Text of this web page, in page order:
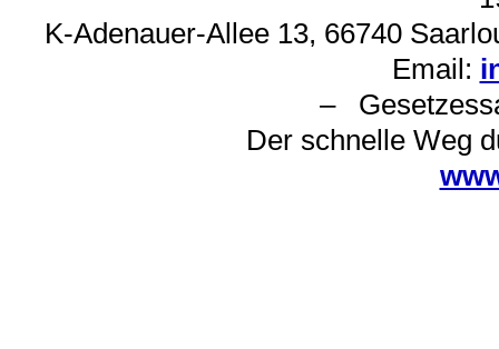
K-Adenauer-Allee 13, 66740
Email:
–
Der schnelle Weg